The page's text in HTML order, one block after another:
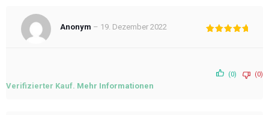
Anonym – 19. Dezember 2022
(0) (0)
Verifizierter Kauf. Mehr Informationen